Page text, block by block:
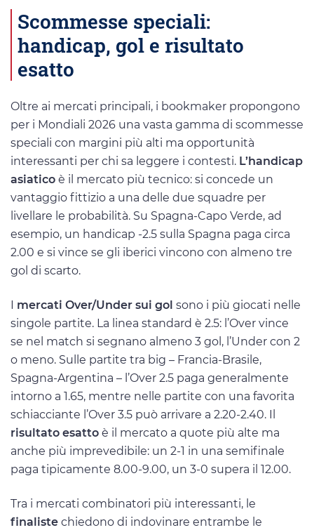
Scommesse speciali:
handicap, gol e risultato
esatto
Oltre ai mercati principali, i bookmaker propongono
per i Mondiali 2026 una vasta gamma di scommesse
speciali con margini più alti ma opportunità
interessanti per chi sa leggere i contesti. L’handicap
asiatico è il mercato più tecnico: si concede un
vantaggio fittizio a una delle due squadre per
livellare le probabilità. Su Spagna-Capo Verde, ad
esempio, un handicap -2.5 sulla Spagna paga circa
2.00 e si vince se gli iberici vincono con almeno tre
gol di scarto.
I mercati Over/Under sui gol sono i più giocati nelle
singole partite. La linea standard è 2.5: l’Over vince
se nel match si segnano almeno 3 gol, l’Under con 2
o meno. Sulle partite tra big – Francia-Brasile,
Spagna-Argentina – l’Over 2.5 paga generalmente
intorno a 1.65, mentre nelle partite con una favorita
schiacciante l’Over 3.5 può arrivare a 2.20-2.40. Il
risultato esatto è il mercato a quote più alte ma
anche più imprevedibile: un 2-1 in una semifinale
paga tipicamente 8.00-9.00, un 3-0 supera il 12.00.
Tra i mercati combinatori più interessanti, le
finaliste chiedono di indovinare entrambe le